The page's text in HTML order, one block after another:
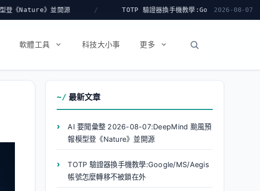
TOTP 驗證器換手機教學:Google/MS/Aegis 帳號怎麼轉移不被鎖在
2026-08-07
軟體工具 科技大小事 更多
最新文章
AI 要聞彙整 2026-08-07:DeepMind 颱風預
報模型登《Nature》並開源
TOTP 驗證器換手機教學:Google/MS/Aegis
帳號怎麼轉移不被鎖在外